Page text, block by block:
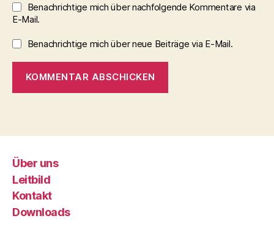
Benachrichtige mich über nachfolgende Kommentare via
E-Mail.
Benachrichtige mich über neue Beiträge via E-Mail.
Über uns
Leitbild
Kontakt
Downloads